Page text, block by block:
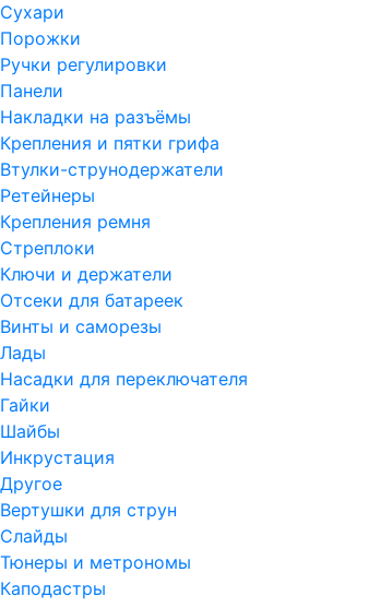
Сухари
Порожки
Ручки регулировки
Панели
Накладки на разъёмы
Крепления и пятки грифа
Втулки-струнодержатели
Ретейнеры
Крепления ремня
Стреплоки
Ключи и держатели
Отсеки для батареек
Винты и саморезы
Лады
Насадки для переключателя
Гайки
Шайбы
Инкрустация
Другое
Вертушки для струн
Слайды
Тюнеры и метрономы
Каподастры